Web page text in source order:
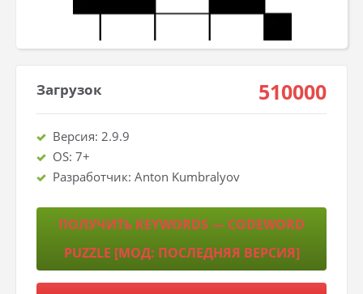
Загрузок 510000
Версия: 2.9.9
OS: 7+
Разработчик: Anton Kumbralyov
ПОЛУЧИТЬ KEYWORDS — CODEWORD
PUZZLE [МОД: ПОСЛЕДНЯЯ ВЕРСИЯ]